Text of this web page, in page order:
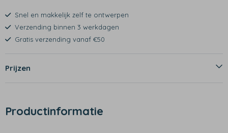
Snel en makkelijk zelf te ontwerpen
Verzending binnen 3 werkdagen
Gratis verzending vanaf €50
Prijzen
Productinformatie